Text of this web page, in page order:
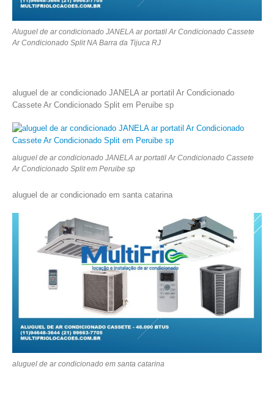
Aluguel de ar condicionado JANELA ar portatil Ar Condicionado Cassete
Ar Condicionado Split NA Barra da Tijuca RJ
aluguel de ar condicionado JANELA ar portatil Ar Condicionado
Cassete Ar Condicionado Split em Peruibe sp
aluguel de ar condicionado JANELA ar portatil Ar Condicionado Cassete
Ar Condicionado Split em Peruibe sp
aluguel de ar condicionado em santa catarina
aluguel de ar condicionado em santa catarina